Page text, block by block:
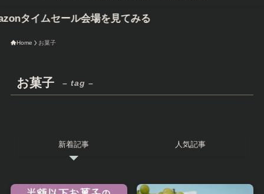
タイムセール会場を見てみる
Home お菓子
お菓子 – tag –
新着記事 人気記事